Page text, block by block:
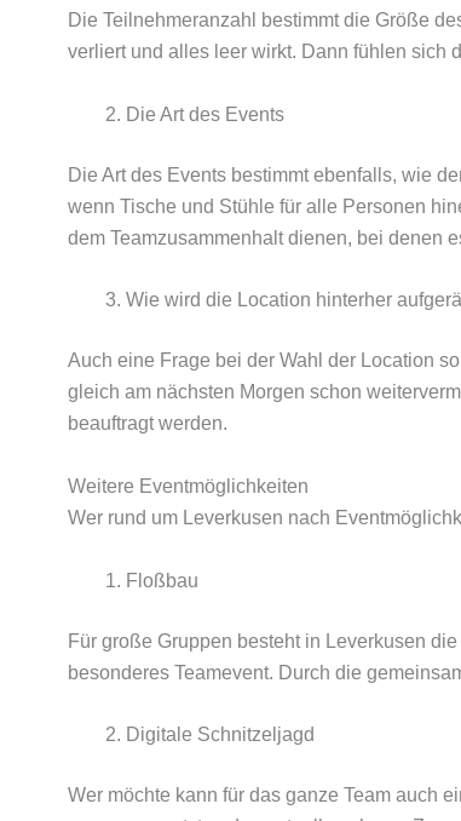
Die Teilnehmeranzahl bestimmt die Größe
verliert und alles leer wirkt. Dann fühlen sich
Die Art des Events
Die Art des Events bestimmt ebenfalls, wie
wenn Tische und Stühle für alle Personen
dem Teamzusammenhalt dienen, bei denen
Wie wird die Location hinterher
Auch eine Frage bei der Wahl der Location
gleich am nächsten Morgen schon
beauftragt werden.
Weitere Eventmöglichkeiten
Wer rund um Leverkusen nach
Floßbau
Für große Gruppen besteht in Leverkusen
besonderes Teamevent. Durch die
Digitale Schnitzeljagd
Wer möchte kann für das ganze Team auch